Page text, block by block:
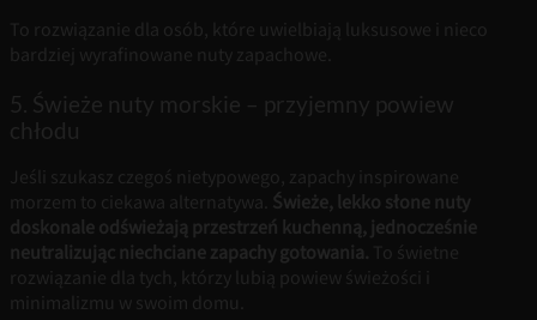
To rozwiązanie dla osób, które uwielbiają luksusowe i nieco
bardziej wyrafinowane nuty zapachowe.
5. Świeże nuty morskie – przyjemny powiew
chłodu
Jeśli szukasz czegoś nietypowego, zapachy inspirowane
morzem to ciekawa alternatywa. Świeże, lekko słone nuty
doskonale odświeżają przestrzeń kuchenną, jednocześnie
neutralizując niechciane zapachy gotowania. To świetne
rozwiązanie dla tych, którzy lubią powiew świeżości i
minimalizmu w swoim domu.